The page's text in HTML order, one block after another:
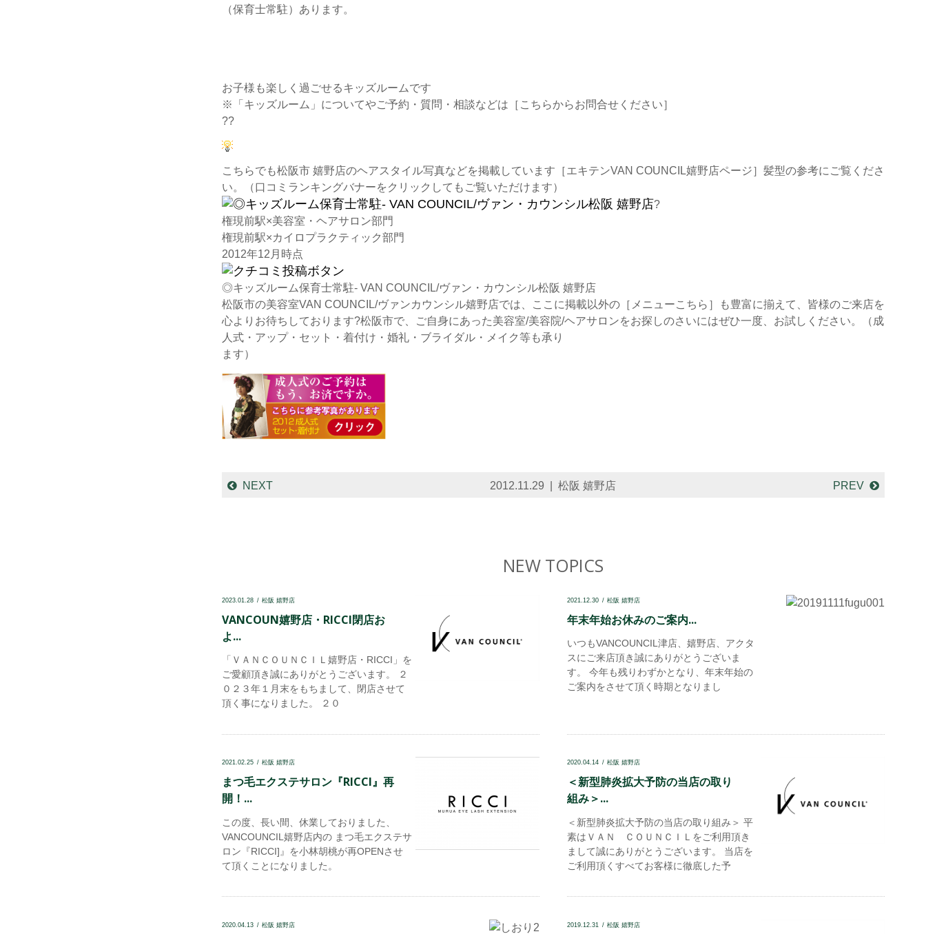
お子様も楽しく過ごせるキッズルームです
※「キッズルーム」についてやご予約・質問・相談などは ［こちらからお問合せください］
??
こちらでも松阪市 嬉野店のヘアスタイル写真などを掲載しています ［エキテンVAN COUNCIL嬉野店ページ］ 髪型の参考にご覧くださ
い。（口コミランキングバナーをクリックしてもご覧いただけます）
?
権現前駅×美容室・ヘアサロン部門
権現前駅×カイロプラクティック部門
2012年12月時点
◎キッズルーム保育士常駐- VAN COUNCIL/ヴァン・カウンシル松阪 嬉野店
松阪市の美容室VAN COUNCIL/ヴァンカウンシル嬉野店では、ここに掲載以外の ［メニューこちら］
も豊富に揃えて、皆様のご来店を
心よりお待ちしております?松阪市で、ご自身にあった美容室/美容院/ヘアサロンをお探しのさいにはぜひ一度、お試しください。（成
人式・アップ・セット・着付け・婚礼・ブライダル・メイク等も承り
ます）
NEXT 2012.11.29 松阪 嬉野店 PREV
NEW TOPICS
2023.01.28 松阪 嬉野店
VANCOUN嬉野店・RICCI閉店お
よ...
「ＶＡＮＣＯＵＮＣＩＬ嬉野店・RICCI」を
ご愛顧頂き誠にありがとうございます。 ２
０２３年１月末をもちまして、閉店させて
頂く事になりました。 ２０
2021.12.30 松阪 嬉野店
年末年始お休みのご案内...
いつもVANCOUNCIL津店、嬉野店、アクタ
スにご来店頂き誠にありがとうございま
す。 今年も残りわずかとなり、年末年始の
ご案内をさせて頂く時期となりまし
2021.02.25 松阪 嬉野店
まつ毛エクステサロン『RICCI』再
開！...
この度、長い間、休業しておりました、
VANCOUNCIL嬉野店内の まつ毛エクステサ
ロン『RICCI]』を小林胡桃が再OPENさせ
て頂くことになりました。
2020.04.14 松阪 嬉野店
＜新型肺炎拡大予防の当店の取り
組み＞...
＜新型肺炎拡大予防の当店の取り組み＞ 平
素はＶＡＮ ＣＯＵＮＣＩＬをご利用頂き
まして誠にありがとうございます。 当店を
ご利用頂くすべてお客様に徹底した予
2020.04.13 松阪 嬉野店 2019.12.31 松阪 嬉野店